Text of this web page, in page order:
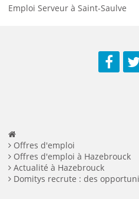
Emploi Serveur à Saint-Saulve
Offres d'emploi
Offres d'emploi à Hazebrouck
Actualité à Hazebrouck
Domitys recrute : des opportunités à saisir dans les